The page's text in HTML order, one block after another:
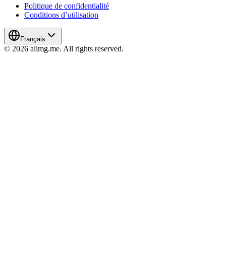
Politique de confidentialité
Conditions d’utilisation
Français
© 2026 aiimg.me. All rights reserved.